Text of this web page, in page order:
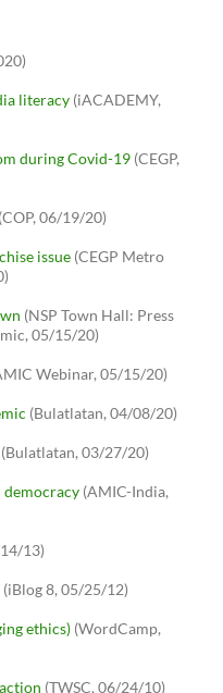
literacy (iACADEMY,
during Covid-19 (CEGP,
(COP, 06/19/20)
issue (CEGP Metro
(NSP Town Hall: Press
05/15/20)
Webinar, 05/15/20)
(Bulatlatan, 04/08/20)
(Bulatlatan, 03/27/20)
democracy (AMIC-India,
13)
(iBlog 8, 05/25/12)
ethics) (WordCamp,
(TWSC, 06/24/10)